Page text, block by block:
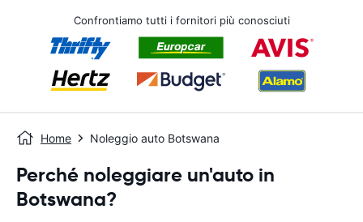
Confrontiamo tutti i fornitori più conosciuti
Home Noleggio auto Botswana
Perché noleggiare un'auto in
Botswana?